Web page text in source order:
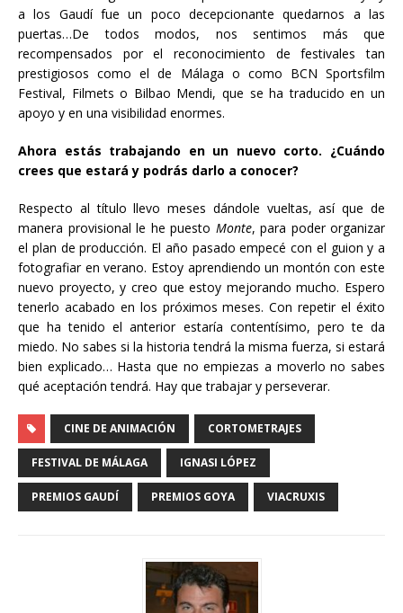
a los Gaudí fue un poco decepcionante quedarnos a las
puertas…De todos modos, nos sentimos más que
recompensados por el reconocimiento de festivales tan
prestigiosos como el de Málaga o como BCN Sportsfilm
Festival, Filmets o Bilbao Mendi, que se ha traducido en un
apoyo y en una visibilidad enormes.
Ahora estás trabajando en un nuevo corto. ¿Cuándo
crees que estará y podrás darlo a conocer?
Respecto al título llevo meses dándole vueltas, así que de
manera provisional le he puesto Monte, para poder organizar
el plan de producción. El año pasado empecé con el guion y a
fotografiar en verano. Estoy aprendiendo un montón con este
nuevo proyecto, y creo que estoy mejorando mucho. Espero
tenerlo acabado en los próximos meses. Con repetir el éxito
que ha tenido el anterior estaría contentísimo, pero te da
miedo. No sabes si la historia tendrá la misma fuerza, si estará
bien explicado… Hasta que no empiezas a moverlo no sabes
qué aceptación tendrá. Hay que trabajar y perseverar.
CINE DE ANIMACIÓN CORTOMETRAJES
FESTIVAL DE MÁLAGA IGNASI LÓPEZ
PREMIOS GAUDÍ PREMIOS GOYA VIACRUXIS